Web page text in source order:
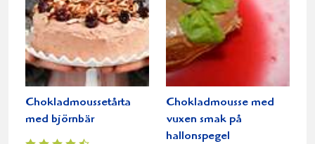
Chokladmoussetårta
med björnbär
Chokladmousse med
vuxen smak på
hallonspegel